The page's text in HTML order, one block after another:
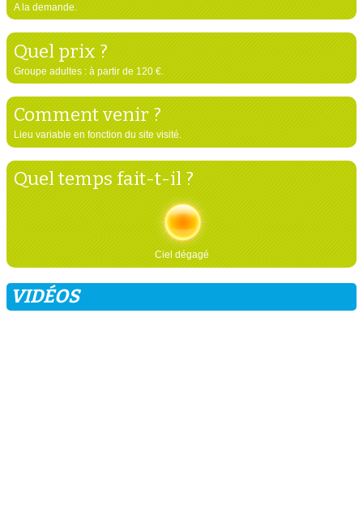
A la demande.
Quel prix ?
Groupe adultes : à partir de 120 €.
Comment venir ?
Lieu variable en fonction du site visité.
Quel temps fait-t-il ?
Ciel dégagé
VIDÉOS